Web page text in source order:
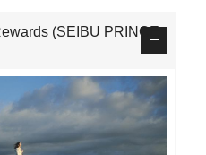
(SEIBU PRINCE